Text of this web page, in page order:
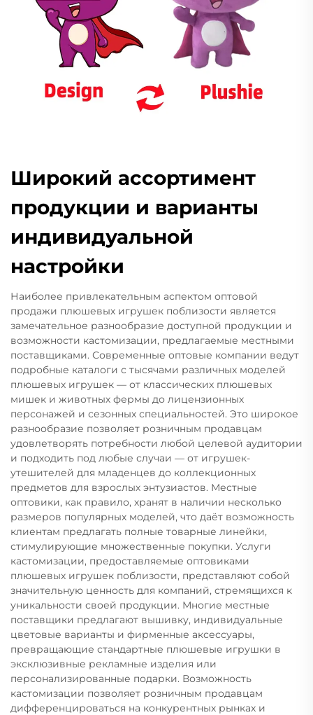
Широкий ассортимент
продукции и варианты
индивидуальной
настройки
Наиболее привлекательным аспектом оптовой
продажи плюшевых игрушек поблизости является
замечательное разнообразие доступной продукции и
возможности кастомизации, предлагаемые местными
поставщиками. Современные оптовые компании ведут
подробные каталоги с тысячами различных моделей
плюшевых игрушек — от классических плюшевых
мишек и животных фермы до лицензионных
персонажей и сезонных специальностей. Это широкое
разнообразие позволяет розничным продавцам
удовлетворять потребности любой целевой аудитории
и подходить под любые случаи — от игрушек-
утешителей для младенцев до коллекционных
предметов для взрослых энтузиастов. Местные
оптовики, как правило, хранят в наличии несколько
размеров популярных моделей, что даёт возможность
клиентам предлагать полные товарные линейки,
стимулирующие множественные покупки. Услуги
кастомизации, предоставляемые оптовиками
плюшевых игрушек поблизости, представляют собой
значительную ценность для компаний, стремящихся к
уникальности своей продукции. Многие местные
поставщики предлагают вышивку, индивидуальные
цветовые варианты и фирменные аксессуары,
превращающие стандартные плюшевые игрушки в
эксклюзивные рекламные изделия или
персонализированные подарки. Возможность
кастомизации позволяет розничным продавцам
дифференцироваться на конкурентных рынках и